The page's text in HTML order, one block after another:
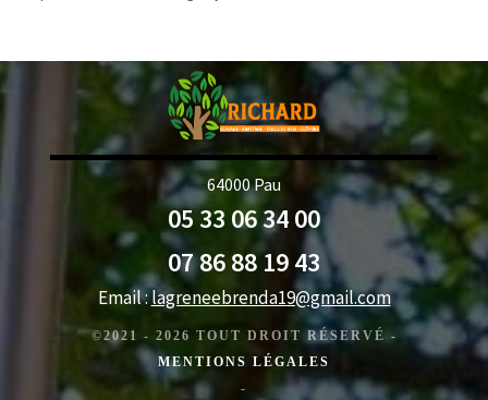
64000 Pau
05 33 06 34 00
07 86 88 19 43
Email :lagreneebrenda19@gmail.com
©2021 - 2026 TOUT DROIT RÉSERVÉ -
MENTIONS LÉGALES
-